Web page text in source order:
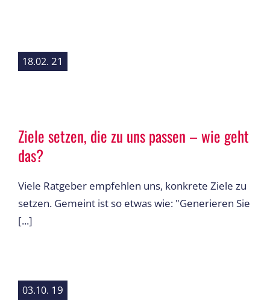
18.02. 21
Ziele setzen, die zu uns passen – wie geht
das?
Viele Ratgeber empfehlen uns, konkrete Ziele zu
setzen. Gemeint ist so etwas wie: "Generieren Sie
[...]
03.10. 19